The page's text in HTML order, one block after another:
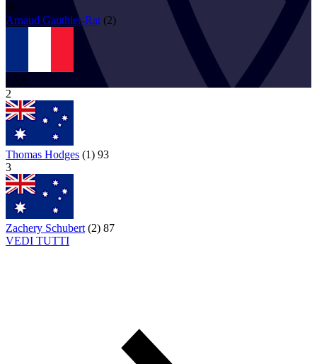
99
Arnaud Gauthier-Rat (2)
FRA
2
Thomas Hodges (1) 93
3
Zachery Schubert (2) 87
VEDI TUTTI